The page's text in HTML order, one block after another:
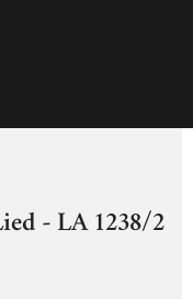
- LA 1238/2